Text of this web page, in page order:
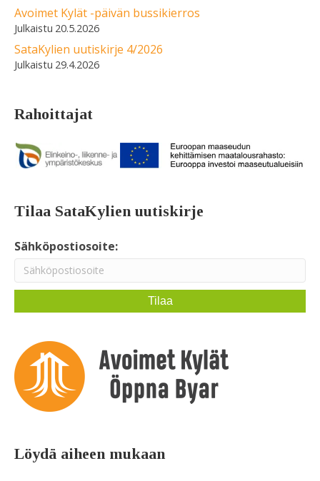
Avoimet Kylät -päivän bussikierros
20.5.2026
SataKylien uutiskirje 4/2026
29.4.2026
Rahoittajat
Tilaa SataKylien uutiskirje
Sähköpostiosoite:
Löydä aiheen mukaan